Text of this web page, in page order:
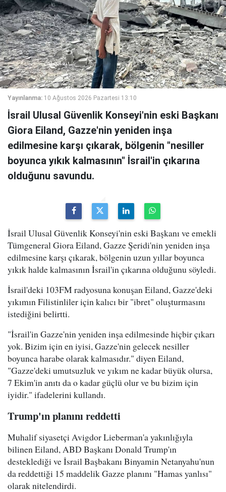
Yayınlanma: 10 Ağustos 2026 Pazartesi 13:10
İsrail Ulusal Güvenlik Konseyi'nin eski Başkanı
Giora Eiland, Gazze'nin yeniden inşa
edilmesine karşı çıkarak, bölgenin "nesiller
boyunca yıkık kalmasının" İsrail'in çıkarına
olduğunu savundu.
İsrail Ulusal Güvenlik Konseyi'nin eski Başkanı ve emekli
Tümgeneral Giora Eiland, Gazze Şeridi'nin yeniden inşa
edilmesine karşı çıkarak, bölgenin uzun yıllar boyunca
yıkık halde kalmasının İsrail'in çıkarına olduğunu söyledi.
İsrail'deki 103FM radyosuna konuşan Eiland, Gazze'deki
yıkımın Filistinliler için kalıcı bir "ibret" oluşturmasını
istediğini belirtti.
"İsrail'in Gazze'nin yeniden inşa edilmesinde hiçbir çıkarı
yok. Bizim için en iyisi, Gazze'nin gelecek nesiller
boyunca harabe olarak kalmasıdır." diyen Eiland,
"Gazze'deki umutsuzluk ve yıkım ne kadar büyük olursa,
7 Ekim'in anıtı da o kadar güçlü olur ve bu bizim için
iyidir." ifadelerini kullandı.
Trump'ın planını reddetti
Muhalif siyasetçi Avigdor Lieberman'a yakınlığıyla
bilinen Eiland, ABD Başkanı Donald Trump'ın
desteklediği ve İsrail Başbakanı Binyamin Netanyahu'nun
da reddettiği 15 maddelik Gazze planını "Hamas yanlısı"
olarak nitelendirdi.